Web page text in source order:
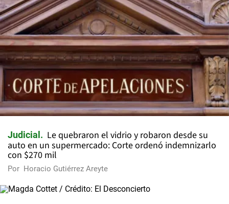
Judicial
Le quebraron el vidrio y robaron desde su
auto en un supermercado: Corte ordenó indemnizarlo
con $270 mil
Por Horacio Gutiérrez Areyte